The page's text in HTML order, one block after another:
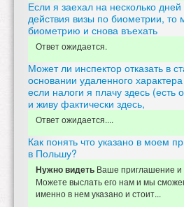
Если я заехал на несколько
действия визы по биометрии, то
биометрию и снова въехать
Ответ ожидается.
Может ли инспектор отказать в
основании удаленного
если налоги я плачу здесь (есть
и живу фактически здесь,
Ответ ожидается....
Как понять что указано в моем
в Польшу?
Нужно видеть Ваше приглашение и
Можете выслать его нам и мы
именно в нем указано и стоит...